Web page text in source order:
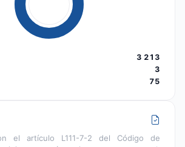
3 213
3
75
el artículo L111-7-2 del Código de